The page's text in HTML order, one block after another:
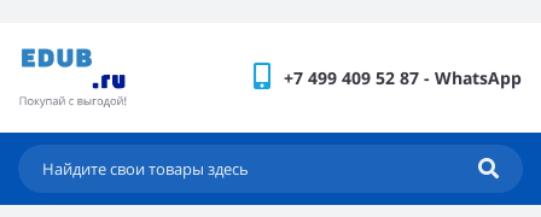
+7 499 409 52 87 - WhatsApp